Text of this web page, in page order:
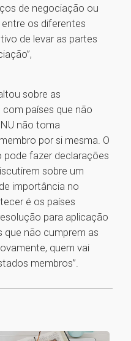
de negociação ou
os diferentes
de levar as partes
sobre as
com países que não
não toma
por si mesma. O
fazer declarações
sobre um
importância no
é os países
para aplicação
que não cumprem as
quem vai
membros”.